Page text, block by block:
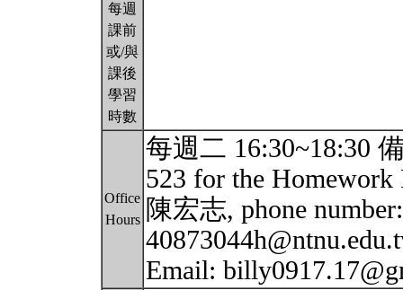
每週
課前
或/與
課後
學習
時數
Office
Hours
每週二 16:30~18:30
523 for the Homework
陳宏志, phone
Email: